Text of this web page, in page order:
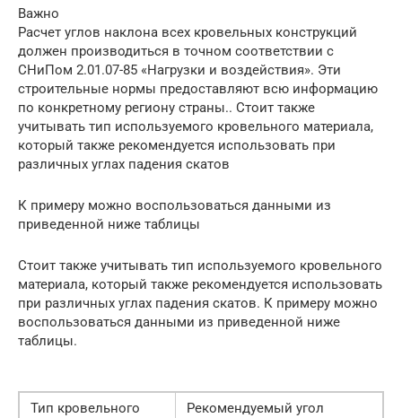
Важно
Расчет углов наклона всех кровельных конструкций
должен производиться в точном соответствии с
СНиПом 2.01.07-85 «Нагрузки и воздействия». Эти
строительные нормы предоставляют всю информацию
по конкретному региону страны.. Стоит также
учитывать тип используемого кровельного материала,
который также рекомендуется использовать при
различных углах падения скатов
К примеру можно воспользоваться данными из
приведенной ниже таблицы
Стоит также учитывать тип используемого кровельного
материала, который также рекомендуется использовать
при различных углах падения скатов. К примеру можно
воспользоваться данными из приведенной ниже
таблицы.
Тип кровельного
Рекомендуемый угол